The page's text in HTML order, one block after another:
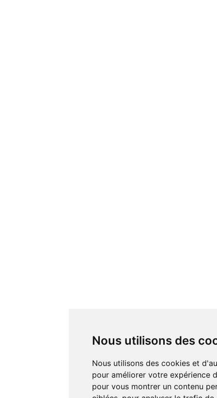
Nous utilisons des
Nous utilisons des cookies et d'autres technologies de suivi
pour améliorer votre expérience
pour vous montrer un contenu